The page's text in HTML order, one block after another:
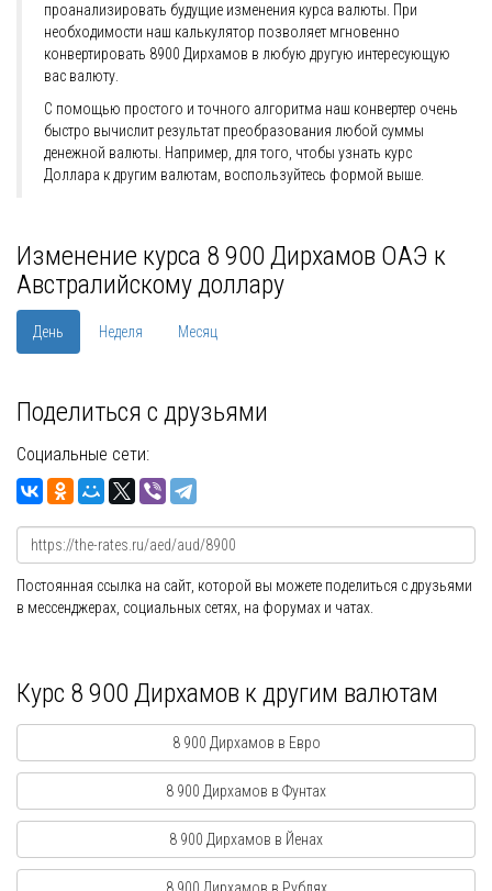
проанализировать будущие изменения курса валюты. При
необходимости наш калькулятор позволяет мгновенно
конвертировать 8900 Дирхамов в любую другую интересующую
вас валюту.
С помощью простого и точного алгоритма наш конвертер очень
быстро вычислит результат преобразования любой суммы
денежной валюты. Например, для того, чтобы узнать курс
Доллара к другим валютам, воспользуйтесь формой выше.
Изменение курса 8 900 Дирхамов ОАЭ к
Австралийскому доллару
День Неделя Месяц
Поделиться с друзьями
Социальные сети:
Постоянная ссылка на сайт, которой вы можете поделиться с друзьями
в мессенджерах, социальных сетях, на форумах и чатах.
Курс 8 900 Дирхамов к другим валютам
8 900 Дирхамов в Евро
8 900 Дирхамов в Фунтах
8 900 Дирхамов в Йенах